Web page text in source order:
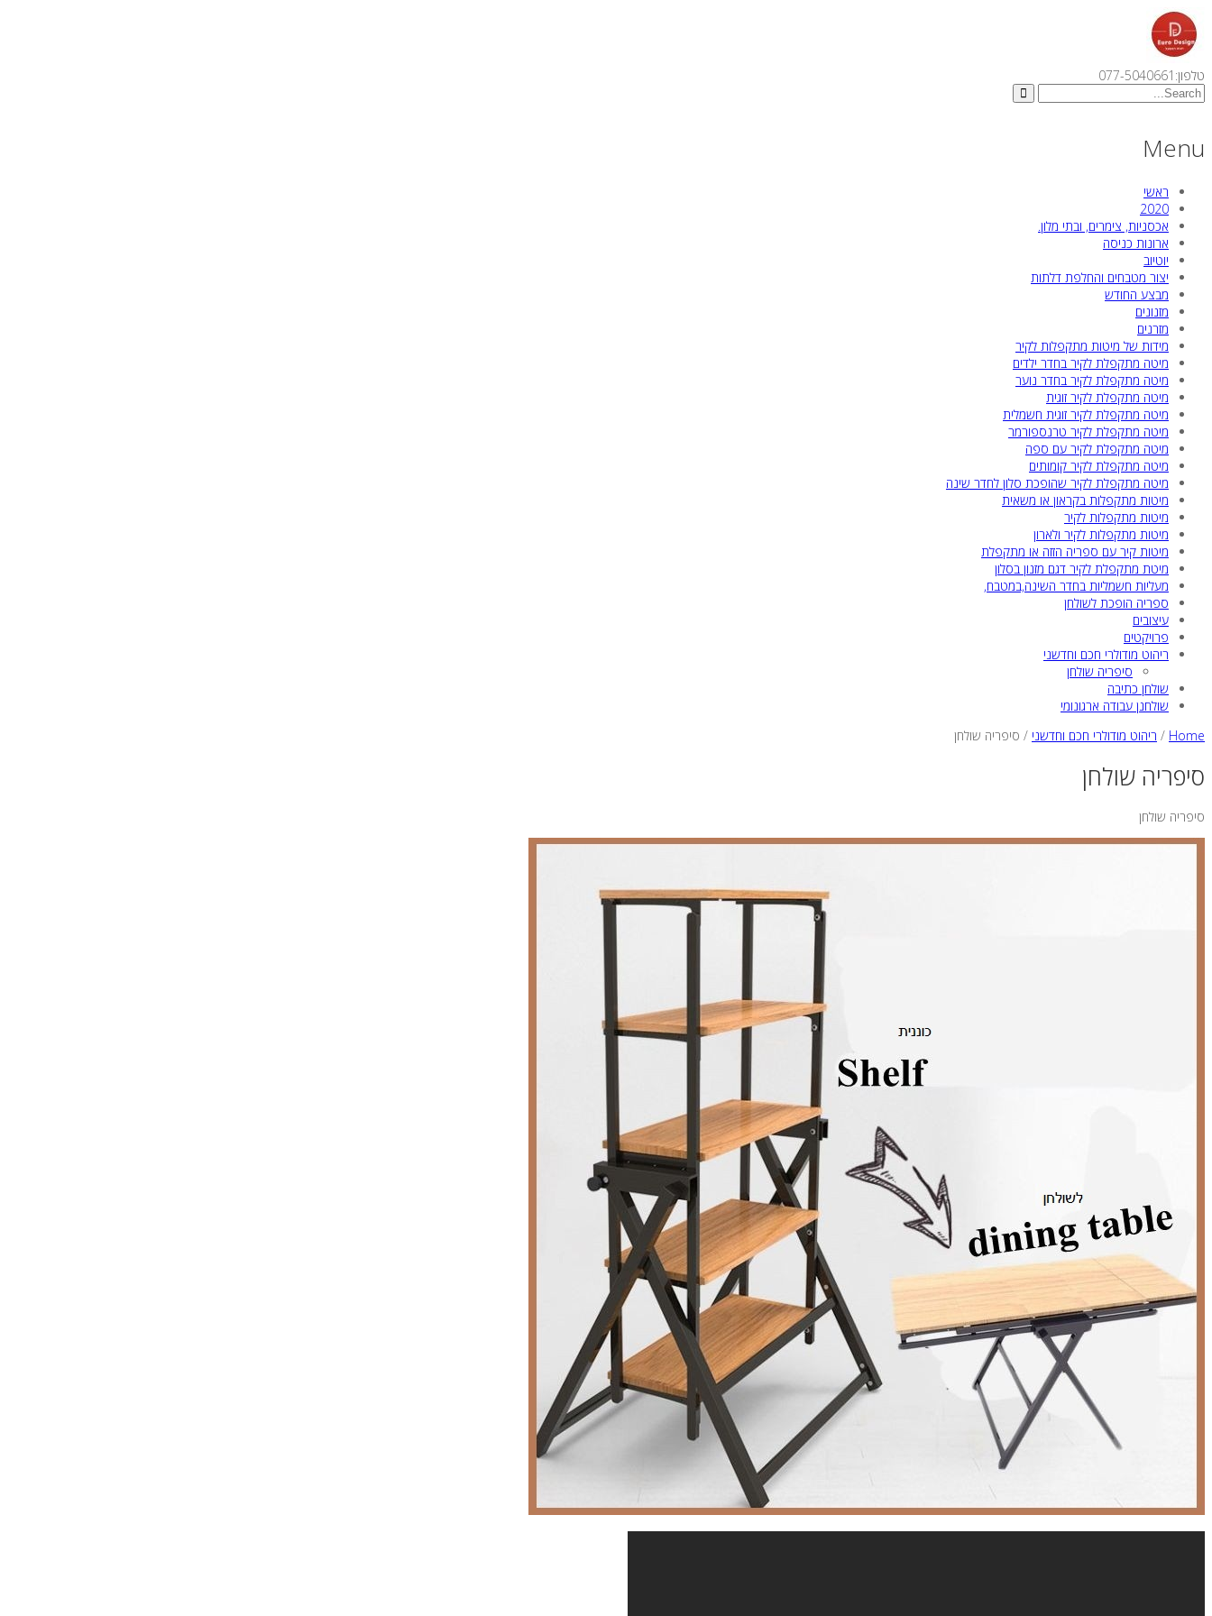
טלפון:077-5040661
Menu
ראשי
2020
אכסניות, צימרים, ובתי מלון.
ארונות כניסה
יוטיוב
יצור מטבחים והחלפת דלתות
מבצע החודש
מזנונים
מזרנים
מידות של מיטות מתקפלות לקיר
מיטה מתקפלת לקיר בחדר ילדים
מיטה מתקפלת לקיר בחדר נוער
מיטה מתקפלת לקיר זוגית
מיטה מתקפלת לקיר זוגית חשמלית
מיטה מתקפלת לקיר טרנספורמר
מיטה מתקפלת לקיר עם ספה
מיטה מתקפלת לקיר קומותים
מיטה מתקפלת לקיר שהופכת סלון לחדר שינה
מיטות מתקפלות בקראון או משאית
מיטות מתקפלות לקיר
מיטות מתקפלות לקיר ולארון
מיטות קיר עם ספריה הזזה או מתקפלת
מיטת מתקפלת לקיר דגם מזנון בסלון
מעליות חשמליות בחדר השינה,במטבח,
ספריה הופכת לשולחן
עיצובים
פרויקטים
ריהוט מודולרי חכם וחדשני
סיפריה שולחן
שולחן כתיבה
שולחנן עבודה ארגונומי
Home
/ ריהוט מודולרי חכם וחדשני / סיפריה שולחן
סיפריה שולחן
סיפריה שולחן